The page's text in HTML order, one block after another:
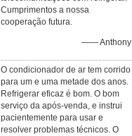
Cumprimentos a nossa
cooperação futura.
—— Anthony
O condicionador de ar tem corrido
para um e uma metade dos anos.
Refrigerar eficaz é bom. O bom
serviço da após-venda, e instrui
pacientemente para usar e
resolver problemas técnicos. O